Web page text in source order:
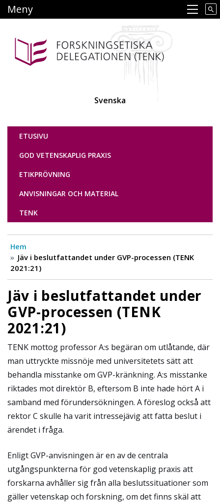
till
Main navigation
Meny
Svenska
Tutkimuseettinen neuvottelukunta
ETUSIVU
GOD VETENSKAPLIG PRAXIS
ETIKPRÖVNING
ANVISNINGAR OCH MATERIAL
TENK
Hem
Jäv i beslutfattandet under GVP-processen (TENK
2021:21)
Jäv i beslutfattandet under
GVP-processen (TENK
2021:21)
TENK mottog professor A:s begäran om utlåtande, där
man uttryckte missnöje med universitetets sätt att
behandla misstanke om GVP-kränkning. A:s misstanke
riktades mot direktör B, eftersom B inte hade hört A i
samband med förundersökningen. A föreslog också att
rektor C skulle ha varit intressejävig att fatta beslut i
ärendet i fråga.
Enligt GVP-anvisningen är en av de centrala
utgångspunkterna för god vetenskaplig praxis att
forskarna avhåller sig från alla beslutssituationer som
gäller vetenskap och forskning, om det finns skäl att